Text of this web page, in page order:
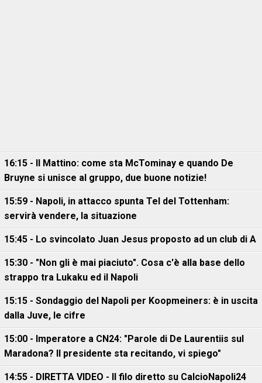
16:15 - Il Mattino: come sta McTominay e quando De
Bruyne si unisce al gruppo, due buone notizie!
15:59 - Napoli, in attacco spunta Tel del Tottenham:
servirà vendere, la situazione
15:45 - Lo svincolato Juan Jesus proposto ad un club di A
15:30 - "Non gli è mai piaciuto". Cosa c'è alla base dello
strappo tra Lukaku ed il Napoli
15:15 - Sondaggio del Napoli per Koopmeiners: è in uscita
dalla Juve, le cifre
15:00 - Imperatore a CN24: "Parole di De Laurentiis sul
Maradona? Il presidente sta recitando, vi spiego"
14:55 - DIRETTA VIDEO - Il filo diretto su CalcioNapoli24